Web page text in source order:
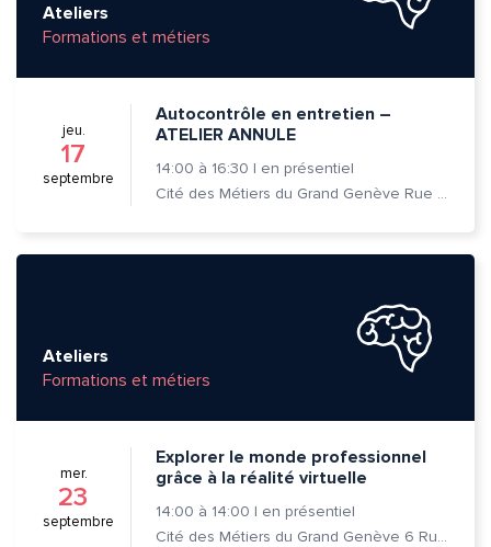
Ateliers
Formations et métiers
jeu.
17
septembre
Autocontrôle en entretien –
ATELIER ANNULE
14:00 à 16:30 | en présentiel
Cité des Métiers du Grand Genève Rue Prévost-Martin 6 1205 Genève
Ateliers
Formations et métiers
mer.
23
septembre
Explorer le monde professionnel
grâce à la réalité virtuelle
14:00 à 14:00 | en présentiel
Cité des Métiers du Grand Genève 6 Rue Prévost-Martin 1205 Genève